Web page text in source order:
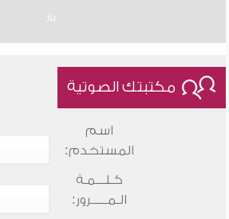
باز
مكتبتك الصوتية
اسم
المستخدم:
كـلـــمـة
الـمـــــرور: